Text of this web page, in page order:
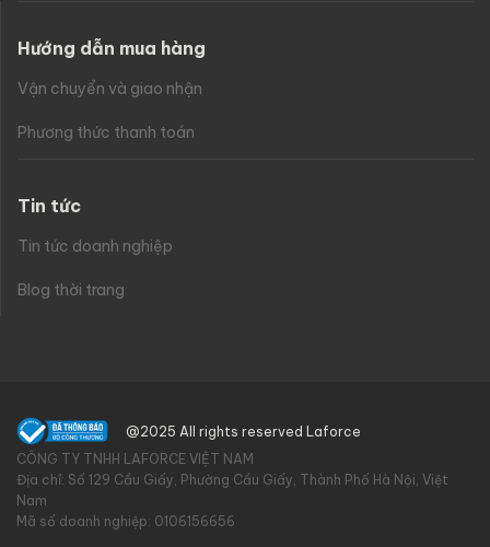
Hướng dẫn mua hàng
Vận chuyển và giao nhận
Phương thức thanh toán
Tin tức
Tin tức doanh nghiệp
Blog thời trang
@2025 All rights reserved Laforce
CÔNG TY TNHH LAFORCE VIỆT NAM
Địa chỉ: Số 129 Cầu Giấy, Phường Cầu Giấy, Thành Phố Hà Nội, Việt
Nam
Mã số doanh nghiệp: 0106156656